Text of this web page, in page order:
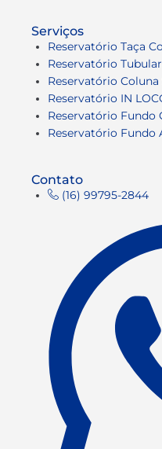
Serviços
Reservatório Taça
Reservatório Tubular
Reservatório Coluna
Reservatório IN
Reservatório Fundo
Reservatório Fundo
Contato
(16) 99795-2844